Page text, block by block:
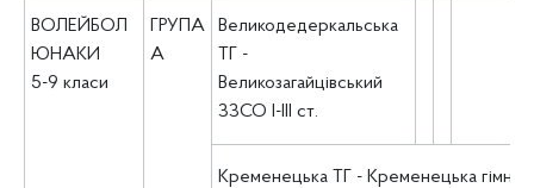
ВОЛЕЙБОЛ
ЮНАКИ
5-9 класи
ГРУПА
А
Великодедеркальська
ТГ -
Великозагайцівський
ЗЗСО І-ІІІ ст.
Кременецька ТГ - Кременецька